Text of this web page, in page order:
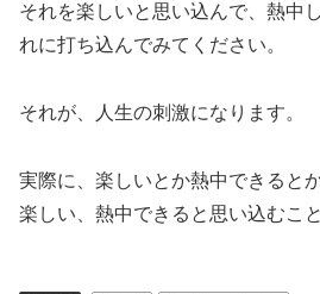
それを楽しいと思い込んで、熱中
れに打ち込んでみてください。
それが、人生の刺激になります。
実際に、楽しいとか熱中できると
楽しい、熱中できると思い込むこ